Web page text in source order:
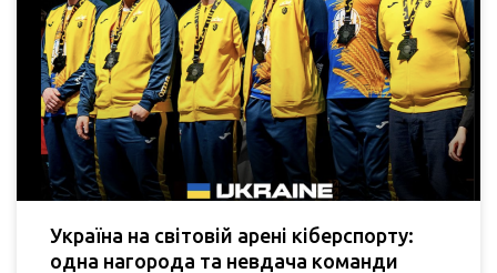
Україна на світовій арені кіберспорту:
одна нагорода та невдача команди